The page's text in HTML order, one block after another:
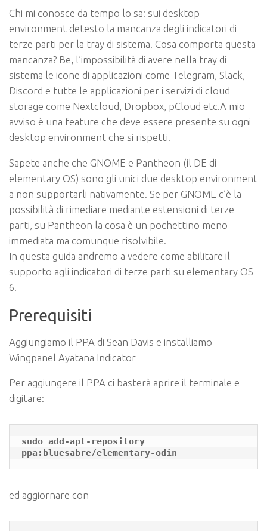
Chi mi conosce da tempo lo sa: sui desktop
environment detesto la mancanza degli indicatori di
terze parti per la tray di sistema. Cosa comporta questa
mancanza? Be, l’impossibilità di avere nella tray di
sistema le icone di applicazioni come Telegram, Slack,
Discord e tutte le applicazioni per i servizi di cloud
storage come Nextcloud, Dropbox, pCloud etc.A mio
avviso è una feature che deve essere presente su ogni
desktop environment che si rispetti.
Sapete anche che GNOME e Pantheon (il DE di
elementary OS) sono gli unici due desktop environment
a non supportarli nativamente. Se per GNOME c’è la
possibilità di rimediare mediante estensioni di terze
parti, su Pantheon la cosa è un pochettino meno
immediata ma comunque risolvibile.
In questa guida andremo a vedere come abilitare il
supporto agli indicatori di terze parti su elementary OS
6.
Prerequisiti
Aggiungiamo il PPA di Sean Davis e installiamo
Wingpanel Ayatana Indicator
Per aggiungere il PPA ci basterà aprire il terminale e
digitare:
sudo add-apt-repository
ppa:bluesabre/elementary-odin
ed aggiornare con